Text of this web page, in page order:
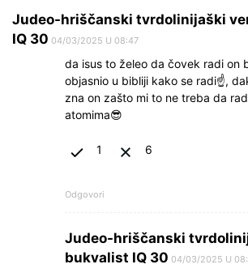
Judeo-hriščanski tvrdolinijaški
IQ 30 04/03/2025 U 08:47
da isus to želeo da čovek radi on
objasnio u bibliji kako se radi☝,
zna on zašto mi to ne treba da
atomima😎
1 6
Odgovori
Judeo-hriščanski
bukvalist IQ 30 04/03/2025 U